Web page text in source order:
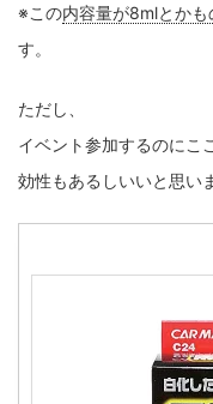
※この内容量が8mlとか
す。
ただし、
イベント参加するのにこ
効性もあるしいいと思い